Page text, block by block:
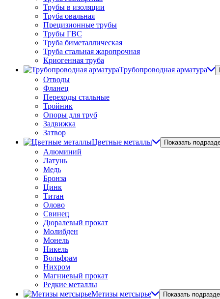
Трубы в изоляции
Труба овальная
Прецизионные трубы
Трубы ГВС
Труба биметаллическая
Труба стальная жаропрочная
Криогенная труба
Трубопроводная арматура
Отводы
Фланец
Переходы стальные
Тройник
Опоры для труб
Задвижка
Затвор
Цветные металлы
Показать
Алюминий
Латунь
Медь
Бронза
Цинк
Титан
Олово
Свинец
Дюралевый прокат
Молибден
Монель
Никель
Вольфрам
Нихром
Магниевый прокат
Редкие металлы
Метизы метсырье
Показать